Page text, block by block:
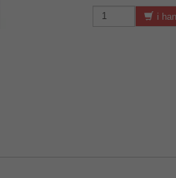
i